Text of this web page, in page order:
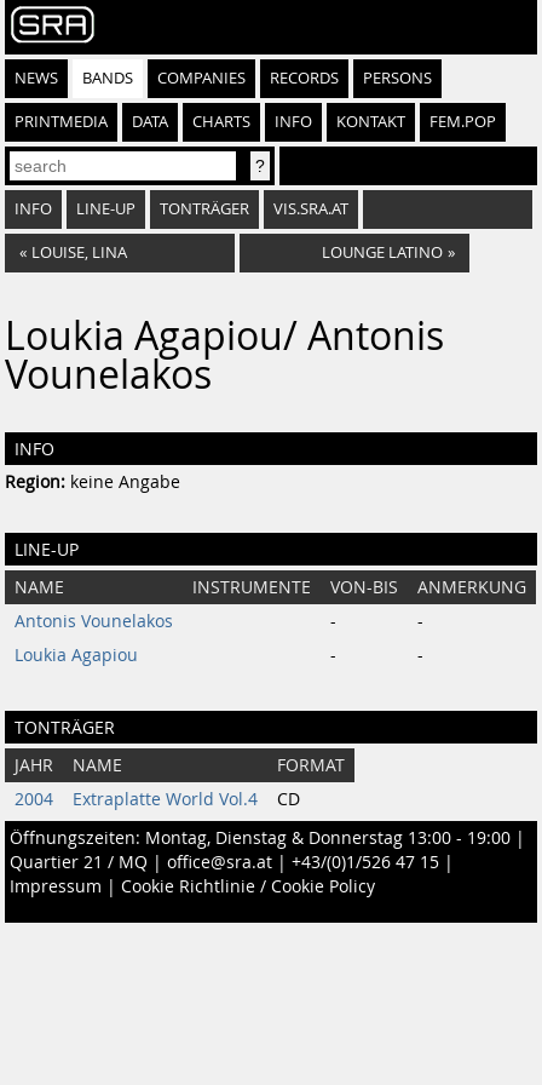
NEWS BANDS COMPANIES RECORDS PERSONS
PRINTMEDIA DATA CHARTS INFO KONTAKT FEM.POP
INFO LINE-UP TONTRÄGER VIS.SRA.AT
« LOUISE, LINA LOUNGE LATINO »
Loukia Agapiou/ Antonis
Vounelakos
INFO
Region: keine Angabe
LINE-UP
NAME INSTRUMENTE VON-BIS
ANMERKUNG
Antonis Vounelakos
-
-
Loukia Agapiou
- -
TONTRÄGER
JAHR NAME
FORMAT
2004
Extraplatte World Vol.4
CD
Öffnungszeiten: Montag, Dienstag & Donnerstag 13:00 - 19:00 |
Quartier 21 / MQ | office@sra.at | +43/(0)1/526 47 15 |
Impressum | Cookie Richtlinie / Cookie Policy